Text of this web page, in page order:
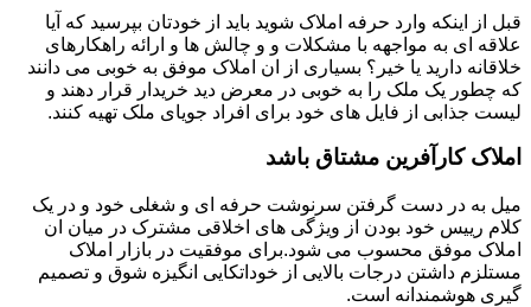
قبل از اینکه وارد حرفه املاک شوید باید از خودتان بپرسید که آیا
علاقه ای به مواجهه با مشکلات و و چالش ها و ارائه راهکارهای
خلاقانه دارید یا خیر؟ بسیاری از ان املاک موفق به خوبی می دانند
که چطور یک ملک را به خوبی در معرض دید خریدار قرار دهند و
لیست جذابی از فایل های خود برای افراد جویای ملک تهیه کنند.
املاک کارآفرین مشتاق باشد
میل به در دست گرفتن سرنوشت حرفه ای و شغلی خود و در یک
کلام رییس خود بودن از ویژگی های اخلاقی مشترک در میان ان
املاک موفق محسوب می شود.برای موفقیت در بازار املاک
مستلزم داشتن درجات بالایی از خوداتکایی انگیزه شوق و تصمیم
گیری هوشمندانه است.